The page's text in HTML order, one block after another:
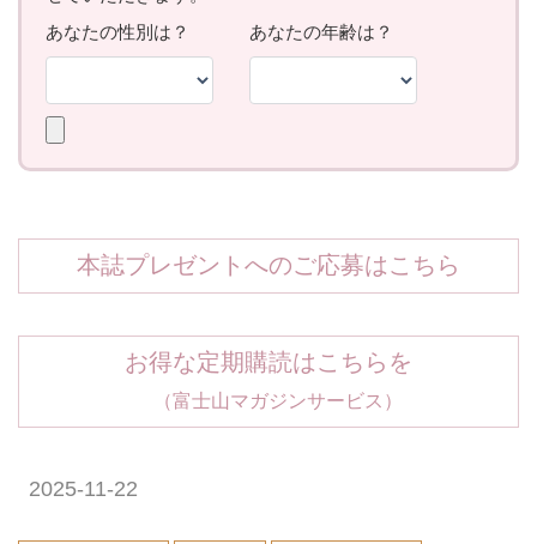
本誌プレゼントへのご応募はこちら
お得な定期購読はこちらを
（富士山マガジンサービス）
2025-11-22